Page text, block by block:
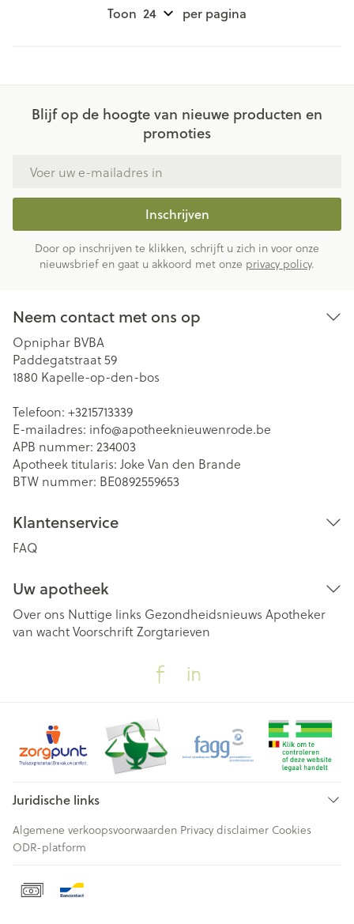
Toon per pagina
Blijf op de hoogte van nieuwe producten en
promoties
Inschrijven
Door op inschrijven te klikken, schrijft u zich in voor onze
nieuwsbrief en gaat u akkoord met onze privacy policy.
Neem contact met ons op
Opniphar BVBA
Paddegatstraat 59
1880 Kapelle-op-den-bos
Telefoon: +3215713339
E-mailadres: info@apotheeknieuwenrode.be
APB nummer: 234003
Apotheek titularis: Joke Van den Brande
BTW nummer: BE0892559653
Klantenservice
FAQ
Uw apotheek
Over ons Nuttige links Gezondheidsnieuws Apotheker
van wachtVoorschriftZorgtarieven
Juridische links
Algemene verkoopsvoorwaarden Privacy disclaimer Cookies
ODR-platform